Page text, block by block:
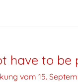
have to
vom 15.